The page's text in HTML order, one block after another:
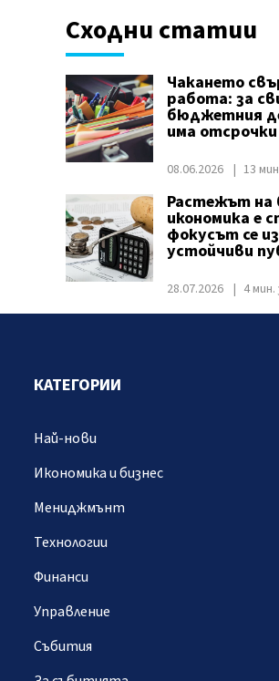
Сходни статии
Чакането
работа: за
бюджетния
има отсрочки
08.06.2026 13
Растежът на
икономика е
фокусът се
устойчиви
28.07.2026 4
КАТЕГОРИИ
Най-нови
Икономика и бизнес
Мениджмънт
Технологии
Финанси
Управление
Събития